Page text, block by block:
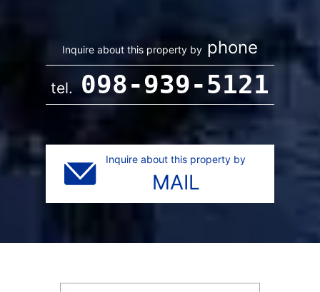
Inquire about this property by phone
tel. 098-939-5121
Inquire about this property by
MAIL